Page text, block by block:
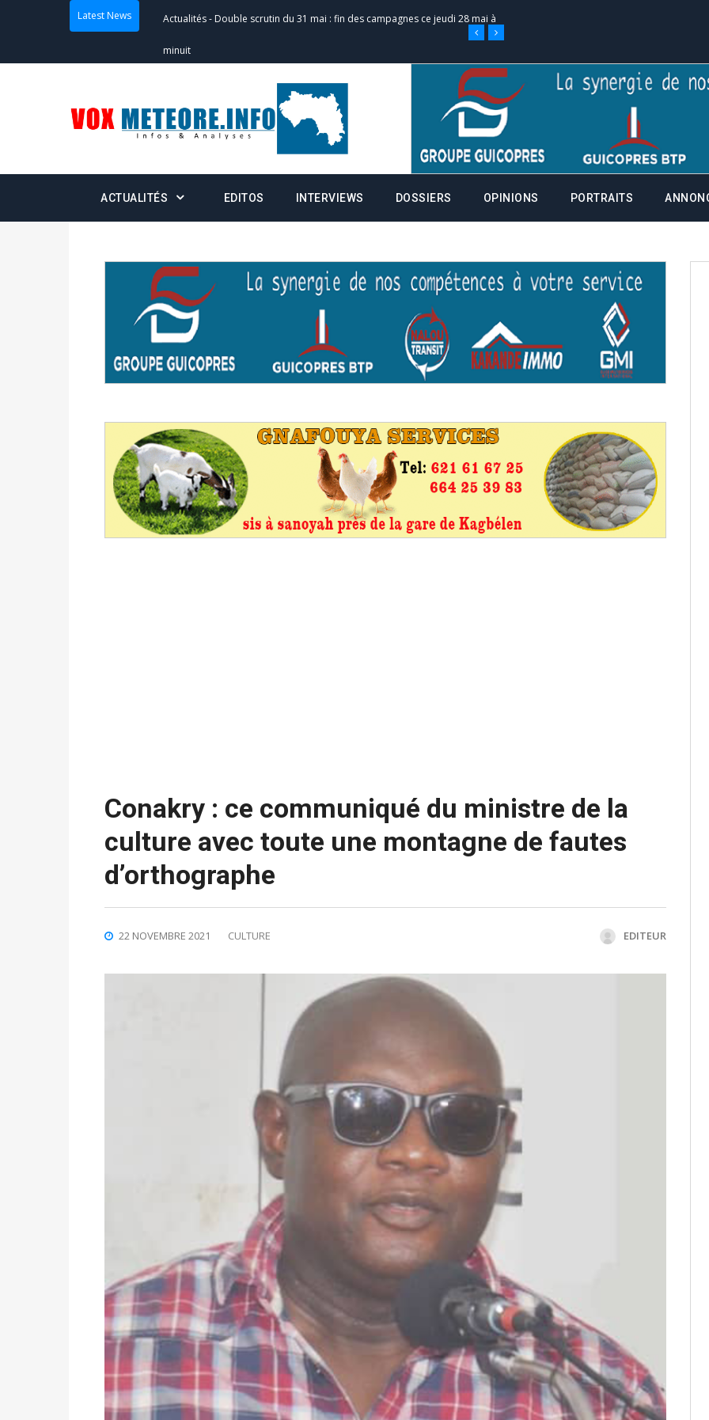
Latest News Actualités Double scrutin du 31 mai : fin des campagnes ce jeudi 28 mai à
minuit
Communiqué relatif à la délivrance de la fiche de procuration
Politique-Convocation des membres des Commissions Administratives de
Centralisation des Votes (CACV) à une prestation de serment et à une
formation
Politique Candidats : désignez vos représentants aux CACV (centralisation
Politique Double scrutin du 31 mai : retrait des cartes d’électeurs possible
du 16 au 31 mai 2026
Politique Délégués de bureaux de vote : vos informations à transmettre
avant le 16 mai 2026 à 16h
statistiques des législatives et communales : ce 4 juin à 18h
Politique-Suite de la publication des résultats partiels des élections de mai
ce 03 juin à 14h
Politique-Suite de la publication des résultats partiels des élections de mai
ACTUALITÉS EDITOS INTERVIEWS DOSSIERS OPINIONS PORTRAITS
Conakry : ce communiqué du ministre de la
culture avec toute une montagne de fautes
d’orthographe
22 NOVEMBRE 2021 CULTURE EDITEUR